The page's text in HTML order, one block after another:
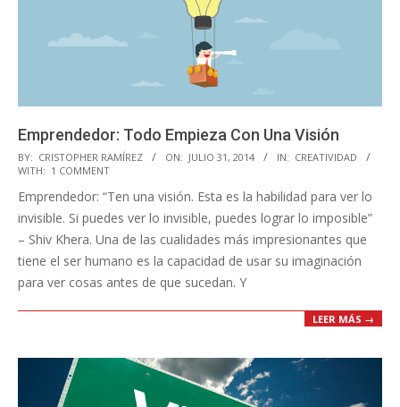
Emprendedor: Todo Empieza Con Una Visión
2014-
07-
31
BY: CRISTOPHER RAMÍREZ ON: JULIO 31, 2014 IN: CREATIVIDAD
WITH: 1 COMMENT
Emprendedor: “Ten una visión. Esta es la habilidad para ver lo
invisible. Si puedes ver lo invisible, puedes lograr lo imposible”
– Shiv Khera. Una de las cualidades más impresionantes que
tiene el ser humano es la capacidad de usar su imaginación
para ver cosas antes de que sucedan. Y
LEER MÁS →